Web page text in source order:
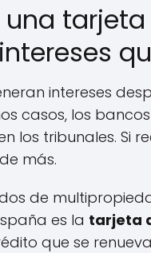
intereses
casos, los
los tribunales. Si
más.
de
es la tarjeta
que se